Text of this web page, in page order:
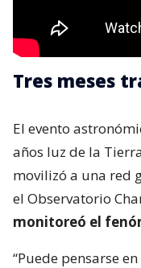
Tres meses
El evento
años luz de la
movilizó a una red
el Observatorio
monitoreó el
“Puede pensarse